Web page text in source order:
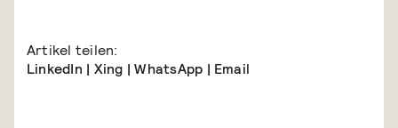
Artikel teilen:
LinkedIn | Xing |WhatsApp | Email